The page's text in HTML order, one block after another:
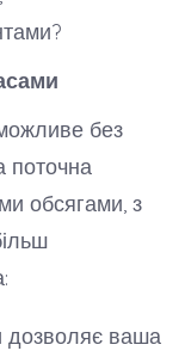
без
поточна
обсягами, з
дозволяє ваша